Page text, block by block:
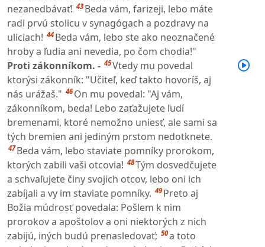
nezanedbávať! 43 Beda vám, farizeji, lebo máte
radi prvú stolicu v synagógach a pozdravy na
uliciach! 44 Beda vám, lebo ste ako neoznačené
hroby a ľudia ani nevedia, po čom chodia!"
Proti zákonníkom. - 45Vtedy mu povedal
ktorýsi zákonník: "Učiteľ, keď takto hovoríš, aj
nás urážaš." 46 On mu povedal: "Aj vám,
zákonníkom, beda! Lebo zaťažujete ľudí
bremenami, ktoré nemožno uniesť, ale sami sa
tých bremien ani jediným prstom nedotknete.
47 Beda vám, lebo staviate pomníky prorokom,
ktorých zabili vaši otcovia! 48Tým dosvedčujete
a schvaľujete činy svojich otcov, lebo oni ich
zabíjali a vy im staviate pomníky. 49 Preto aj
Božia múdrosť povedala: Pošlem k nim
prorokov a apoštolov a oni niektorých z nich
zabijú, iných budú prenasledovať; 50a toto